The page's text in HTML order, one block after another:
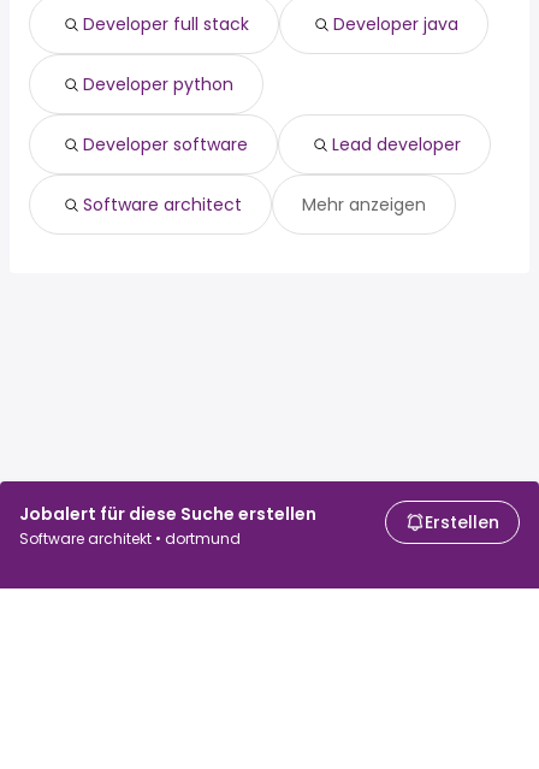
Jobalert für diese Suche erstellen
Software architekt • dortmund
Erstellen
Developer full stack Developer java
Developer python
Developer software Lead developer
Software architect Mehr anzeigen